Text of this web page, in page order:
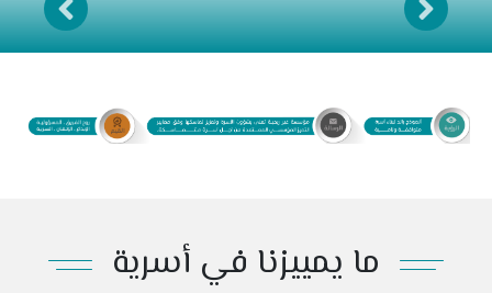
ما يمييزنا في أسرية